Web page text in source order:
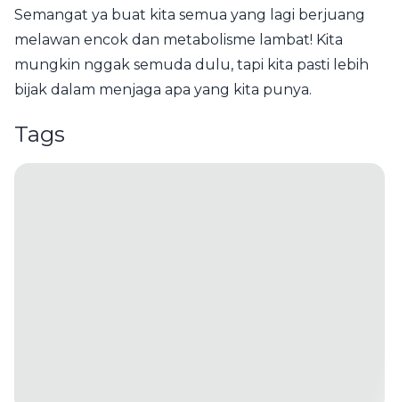
Semangat ya buat kita semua yang lagi berjuang
melawan encok dan metabolisme lambat! Kita
mungkin nggak semuda dulu, tapi kita pasti lebih
bijak dalam menjaga apa yang kita punya.
Tags